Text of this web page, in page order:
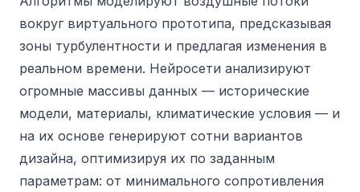
вокруг виртуального прототипа, предсказывая
зоны турбулентности и предлагая изменения в
реальном времени. Нейросети анализируют
огромные массивы данных — исторические
модели, материалы, климатические условия — и
на их основе генерируют сотни вариантов
дизайна, оптимизируя их по заданным
параметрам: от минимального сопротивления